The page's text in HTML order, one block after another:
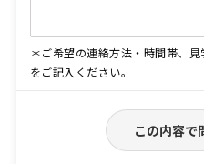
＊ご希望の連絡方法・時間帯、
をご記入ください。
この内容で